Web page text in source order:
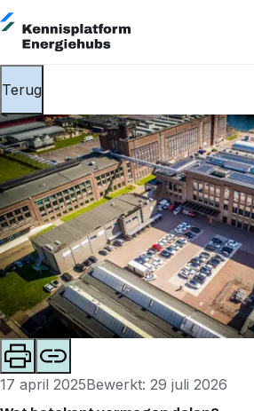
Terug
17 april 2025Bewerkt: 29 juli 2026